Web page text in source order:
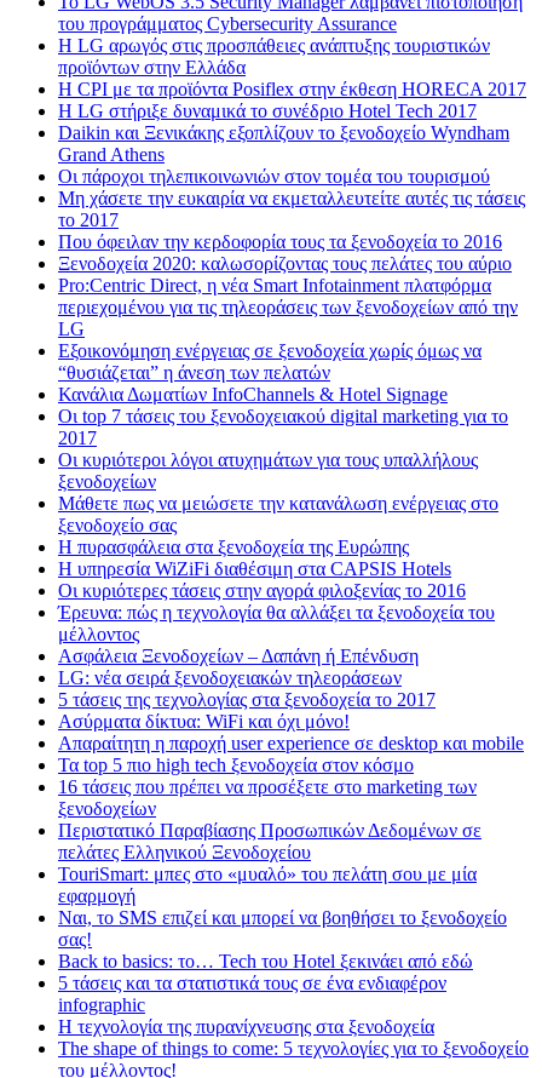
του προγράμματος Cybersecurity Assurance
Η LG αρωγός στις προσπάθειες ανάπτυξης τουριστικών
προϊόντων στην Ελλάδα
Η CPI με τα προϊόντα Posiflex στην έκθεση HORECA 2017
H LG στήριξε δυναμικά το συνέδριο Hotel Tech 2017
Daikin και Ξενικάκης εξοπλίζουν το ξενοδοχείο Wyndham
Grand Athens
Οι πάροχοι τηλεπικοινωνιών στον τομέα του τουρισμού
Μη χάσετε την ευκαιρία να εκμεταλλευτείτε αυτές τις τάσεις
το 2017
Που όφειλαν την κερδοφορία τους τα ξενοδοχεία το 2016
Ξενοδοχεία 2020: καλωσορίζοντας τους πελάτες του αύριο
Pro:Centric Direct, η νέα Smart Infotainment πλατφόρμα
περιεχομένου για τις τηλεοράσεις των ξενοδοχείων από την
LG
Εξοικονόμηση ενέργειας σε ξενοδοχεία χωρίς όμως να
“θυσιάζεται” η άνεση των πελατών
Κανάλια Δωματίων InfoChannels & Hotel Signage
Οι top 7 τάσεις του ξενοδοχειακού digital marketing για το
2017
Οι κυριότεροι λόγοι ατυχημάτων για τους υπαλλήλους
ξενοδοχείων
Μάθετε πως να μειώσετε την κατανάλωση ενέργειας στο
ξενοδοχείο σας
Η πυρασφάλεια στα ξενοδοχεία της Ευρώπης
Η υπηρεσία WiZiFi διαθέσιμη στα CAPSIS Hotels
Οι κυριότερες τάσεις στην αγορά φιλοξενίας το 2016
Έρευνα: πώς η τεχνολογία θα αλλάξει τα ξενοδοχεία του
μέλλοντος
Ασφάλεια Ξενοδοχείων – Δαπάνη ή Επένδυση
LG: νέα σειρά ξενοδοχειακών τηλεοράσεων
5 τάσεις της τεχνολογίας στα ξενοδοχεία το 2017
Ασύρματα δίκτυα: WiFi και όχι μόνο!
Απαραίτητη η παροχή user experience σε desktop και mobile
Τα top 5 πιο high tech ξενοδοχεία στον κόσμο
16 τάσεις που πρέπει να προσέξετε στο marketing των
ξενοδοχείων
Περιστατικό Παραβίασης Προσωπικών Δεδομένων σε
πελάτες Ελληνικού Ξενοδοχείου
TouriSmart: μπες στο «μυαλό» του πελάτη σου με μία
εφαρμογή
Ναι, το SMS επιζεί και μπορεί να βοηθήσει το ξενοδοχείο
σας!
Back to basics: το… Tech του Hotel ξεκινάει από εδώ
5 τάσεις και τα στατιστικά τους σε ένα ενδιαφέρον
infographic
Η τεχνολογία της πυρανίχνευσης στα ξενοδοχεία
The shape of things to come: 5 τεχνολογίες για το ξενοδοχείο
του μέλλοντος!